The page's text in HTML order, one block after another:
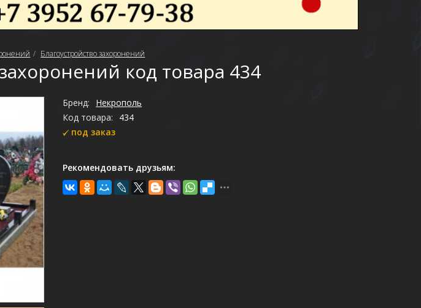
Благоустройство захоронений
код товара 434
Бренд:
Некрополь
Код товара:
434
под заказ
Рекомендовать друзьям: